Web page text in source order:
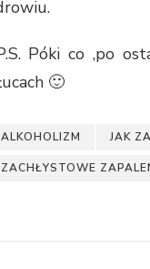
Póki co ,po
🙂
ALKOHOLIZM JAK
ZACHŁYSTOWE